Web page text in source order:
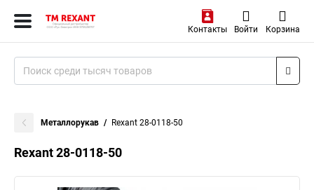
Контакты Войти Корзина
Металлорукав Rexant 28-0118-50
Rexant 28-0118-50